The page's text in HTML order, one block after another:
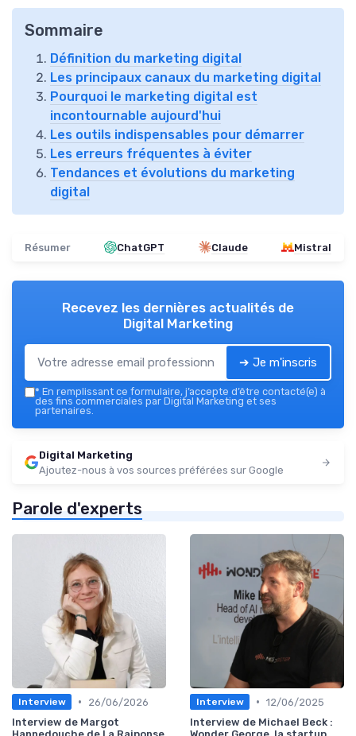
Sommaire
Définition du marketing digital
Les principaux canaux du marketing digital
Pourquoi le marketing digital est
incontournable aujourd'hui
Les outils indispensables pour démarrer
Les erreurs fréquentes à éviter
Tendances et évolutions du marketing
digital
Résumer ChatGPT Claude Mistral
Recevez les dernières actualités de
Digital Marketing
➔ Je m'inscris
* En remplissant ce formulaire, j’accepte d’être contacté(e) à
des fins commerciales par Digital Marketing et ses
partenaires.
Digital Marketing
Ajoutez-nous à vos sources préférées sur Google
Parole d'experts
Interview •
26/06/2026
Interview de Margot
Interview • 12/06/2025
Interview de Michael Beck :